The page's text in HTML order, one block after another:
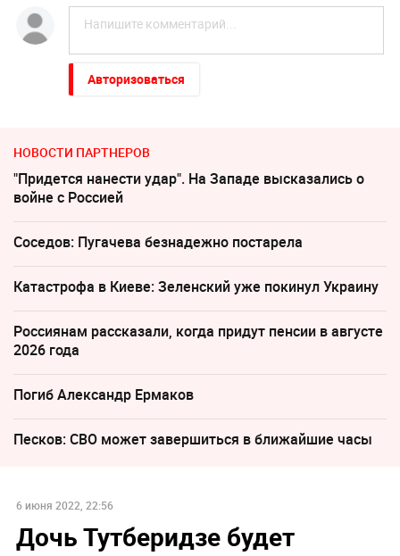
Авторизоваться
НОВОСТИ ПАРТНЕРОВ
"Придется нанести удар". На Западе высказались о
войне с Россией
Соседов: Пугачева безнадежно постарела
Катастрофа в Киеве: Зеленский уже покинул Украину
Россиянам рассказали, когда придут пенсии в августе
2026 года
Погиб Александр Ермаков
Песков: СВО может завершиться в ближайшие часы
6 июня 2022, 22:56
Дочь Тутберидзе будет